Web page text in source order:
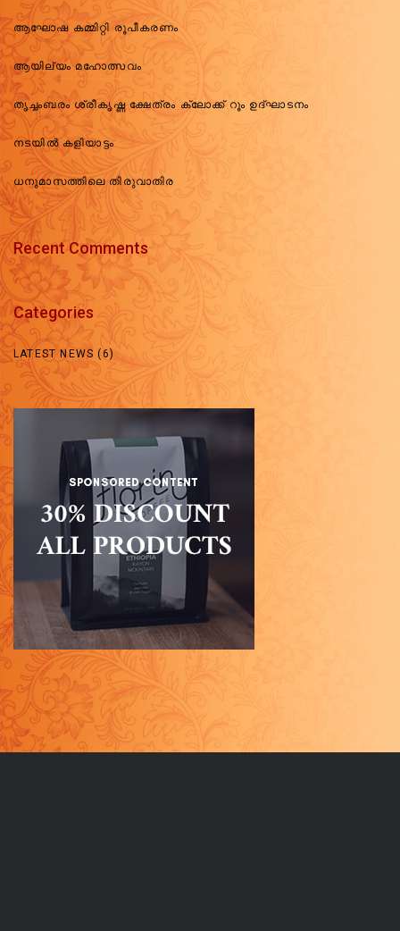
ആഘോഷ കമ്മിറ്റി രൂപീകരണം
ആയില്യം മഹോത്സവം
തൃച്ചംബരം ശ്രീകൃഷ്ണ ക്ഷേത്രം ക്ലോക്ക് റൂം ഉദ്ഘാടനം
നടയിൽ കളിയാട്ടം
ധനുമാസത്തിലെ തിരുവാതിര
Recent Comments
Categories
LATEST NEWS (6)